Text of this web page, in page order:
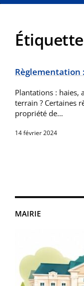
MAIRIE
Règlementation
Plantations : haies,
terrain ? Certaines
propriété de…
14 février 2024